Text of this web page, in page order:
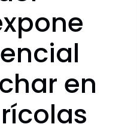
en